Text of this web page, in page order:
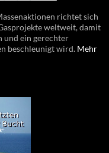
richtet sich
weltweit, damit
und ein gerechter
beschleunigt wird. Mehr